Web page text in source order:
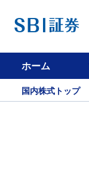
ホーム
国内株式トップ